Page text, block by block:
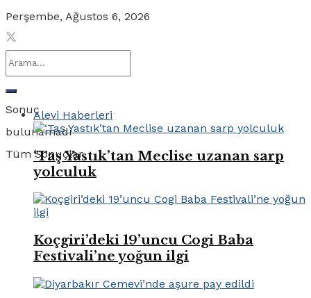
Perşembe, Ağustos 6, 2026
Sonuç
bulunamadı
Tüm Sonuçlar
Alevi Haberleri
‘Taş Yastık’tan Meclise uzanan sarp
yolculuk
Koçgiri’deki 19’uncu Cogi Baba
Festivali’ne yoğun ilgi